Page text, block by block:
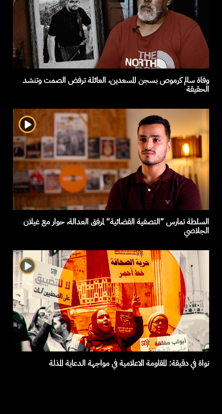
وفاة سالم كرموص بسجن المسعدين، العائلة ترفض الصمت وتنشد
الحقيقة
السلطة تمارس ”التصفية القضائية“ لمرفق العدالة، حوار مع غيلان
الجلاصي
نواة في دقيقة: المقاومة الاعلامية في مواجهة الدعاية المذلة